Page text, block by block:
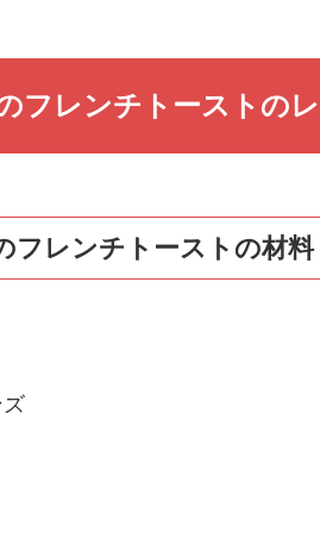
フレンチトーストの
フレンチトーストの材料